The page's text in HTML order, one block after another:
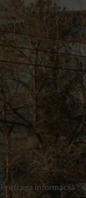
6 8
14 15 16
20 21 22 23
28 29 30
class="widget-